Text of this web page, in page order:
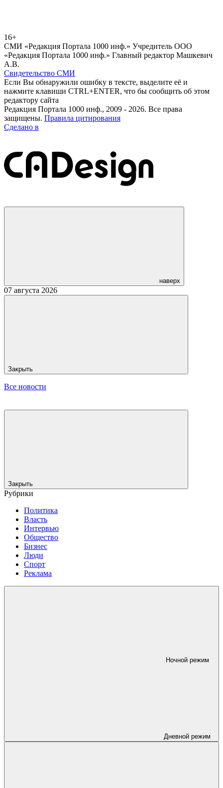
16+
СМИ «Редакция Портала 1000 инф.» Учредитель ООО
«Редакция Портала 1000 инф.» Главный редактор Машкевич
А.В.
Свидетельство СМИ
Если Вы обнаружили ошибку в тексте, выделите её и
нажмите клавиши CTRL+ENTER, что бы сообщить об этом
редактору сайта
Редакция Портала 1000 инф., 2009 - 2026. Все права
защищены. Правила цитирования
Сделано в
наверх
07 августа 2026
Закрыть
Все новости
Закрыть
Рубрики
Политика
Власть
Интервью
Общество
Бизнес
Люди
Спорт
Реклама
Ночной режим
Дневной режим